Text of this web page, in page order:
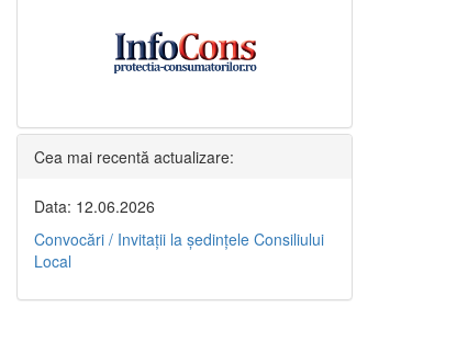
Cea mai recentă actualizare:
Data: 12.06.2026
Convocări / Invitaţii la şedinţele Consiliului
Local